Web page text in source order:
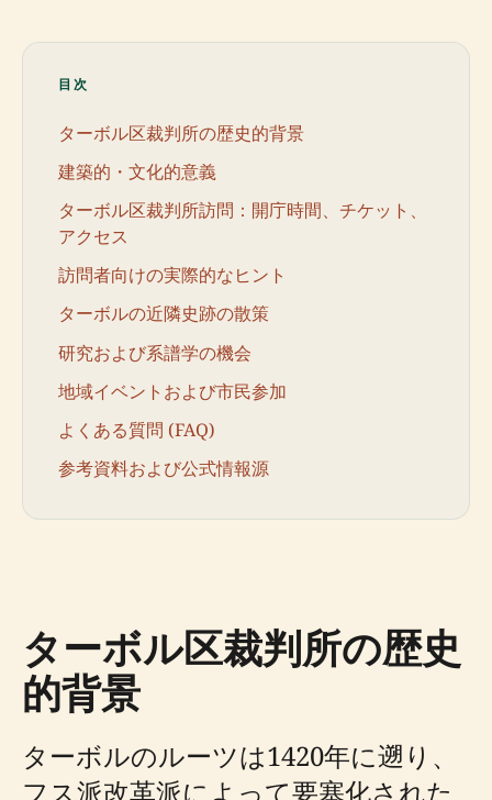
目次
ターボル区裁判所の歴史的背景
建築的・文化的意義
ターボル区裁判所訪問：開庁時間、チケット、
アクセス
訪問者向けの実際的なヒント
ターボルの近隣史跡の散策
研究および系譜学の機会
地域イベントおよび市民参加
よくある質問 (FAQ)
参考資料および公式情報源
ターボル区裁判所の歴史
的背景
ターボルのルーツは1420年に遡り、
フス派改革派によって要塞化された